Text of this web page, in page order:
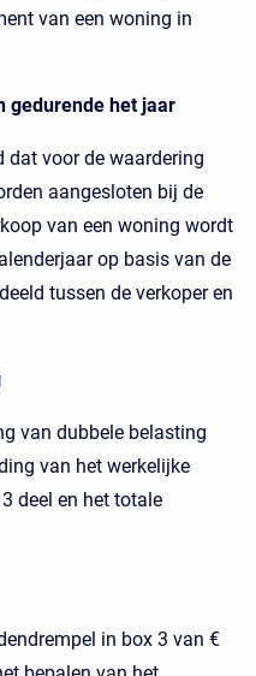
van een woning in
gedurende het jaar
dat voor de waardering
aangesloten bij de
van een woning wordt
op basis van de
tussen de verkoper en
van dubbele belasting
van het werkelijke
deel en het totale
in box 3 van €